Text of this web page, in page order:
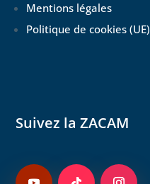
Mentions légales
Politique de cookies (UE)
Suivez la ZACAM